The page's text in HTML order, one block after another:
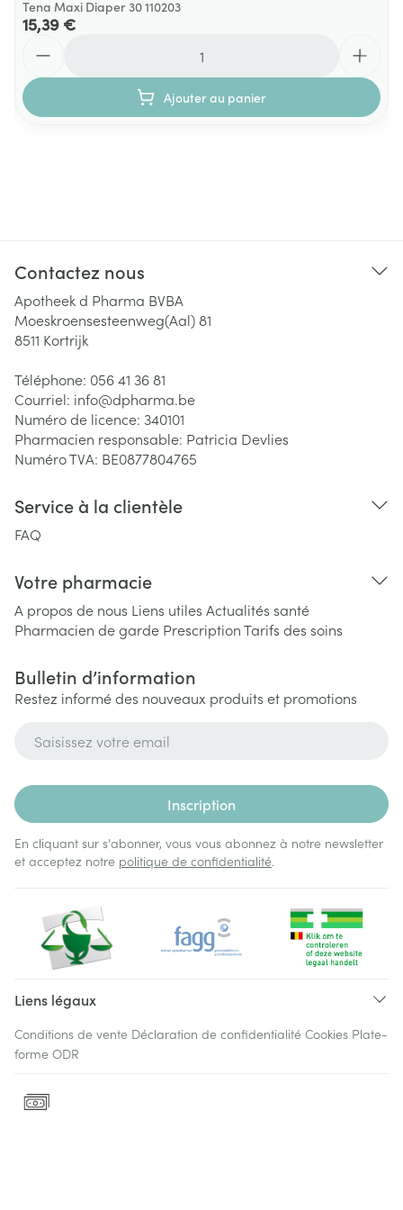
Tena Maxi Diaper 30 110203
15,39 €
Ajouter au panier
Contactez nous
Apotheek d Pharma BVBA
Moeskroensesteenweg(Aal) 81
8511 Kortrijk
Téléphone: 056 41 36 81
Courriel: info@dpharma.be
Numéro de licence: 340101
Pharmacien responsable: Patricia Devlies
Numéro TVA: BE0877804765
Service à la clientèle
FAQ
Votre pharmacie
A propos de nous Liens utiles Actualités santé
Pharmacien de garde PrescriptionTarifs des soins
Bulletin d’information
Restez informé des nouveaux produits et promotions
Inscription
En cliquant sur s'abonner, vous vous abonnez à notre newsletter
et acceptez notre politique de confidentialité.
Liens légaux
Conditions de vente Déclaration de confidentialité Cookies Plate-
forme ODR